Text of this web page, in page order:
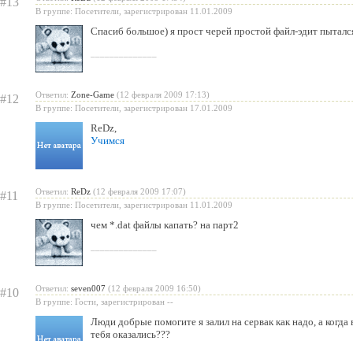
В группе: Посетители, зарегистрирован 11.01.2009
Спасиб большое) я прост черей простой файл-эдит
#12 Ответил: Zone-Game (12 февраля 2009 17:13)
В группе: Посетители, зарегистрирован 17.01.2009
ReDz,
Учимся
#11 Ответил: ReDz (12 февраля 2009 17:07)
В группе: Посетители, зарегистрирован 11.01.2009
чем *.dat файлы капать? на парт2
#10 Ответил: seven007 (12 февраля 2009 16:50)
В группе: Гости, зарегистрирован --
Люди добрые помогите я залил на сервак как надо, а
тебя оказались???